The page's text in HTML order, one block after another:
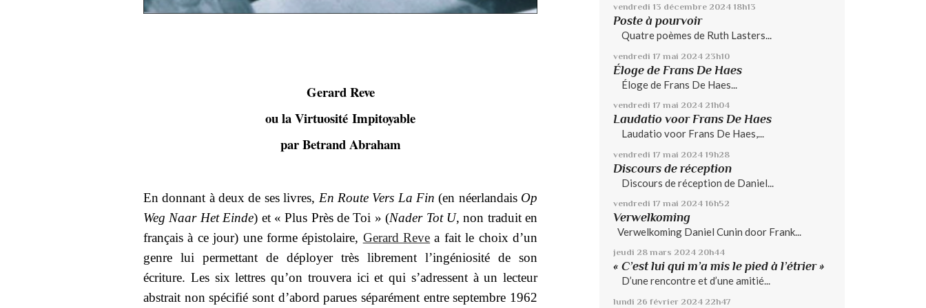
Gerard Reve
ou la Virtuosité Impitoyable
par Betrand Abraham
En donnant à deux de ses livres, En Route Vers La Fin (en néerlandais Op
Weg Naar Het Einde) et « Plus Près de Toi » (Nader Tot U, non traduit en
français à ce jour) une forme épistolaire, Gerard Reve a fait le choix d’un
genre lui permettant de déployer très librement l’ingéniosité de son
écriture. Les six lettres qu’on trouvera ici et qui s’adressent à un lecteur
abstrait non spécifié sont d’abord parues séparément entre septembre 1962
vendredi 13 décembre 2024 18h13
Poste à pourvoir
Quatre poèmes de Ruth Lasters...
vendredi 17 mai 2024 23h10
Éloge de Frans De Haes
Éloge de Frans De Haes...
vendredi 17 mai 2024 21h04
Laudatio voor Frans De Haes
Laudatio voor Frans De Haes,...
vendredi 17 mai 2024 19h28
Discours de réception
Discours de réception de Daniel...
vendredi 17 mai 2024 16h52
Verwelkoming
Verwelkoming Daniel Cunin door Frank...
jeudi 28 mars 2024 20h44
« C’est lui qui m’a mis le pied à l’étrier »
D’une rencontre et d’une amitié...
lundi 26 février 2024 22h47